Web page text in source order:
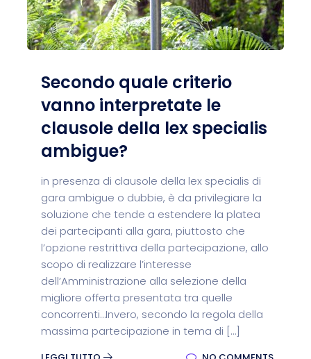
Secondo quale criterio
vanno interpretate le
clausole della lex specialis
ambigue?
in presenza di clausole della lex specialis di
gara ambigue o dubbie, è da privilegiare la
soluzione che tende a estendere la platea
dei partecipanti alla gara, piuttosto che
l’opzione restrittiva della partecipazione, allo
scopo di realizzare l’interesse
dell’Amministrazione alla selezione della
migliore offerta presentata tra quelle
concorrenti…Invero, secondo la regola della
massima partecipazione in tema di […]